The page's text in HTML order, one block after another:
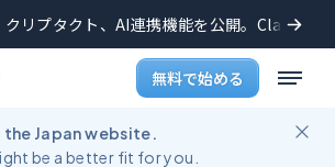
クリプタクト、AI連携機能を公開。Claude
無料で始める
the Japan website.
be a better fit for you.